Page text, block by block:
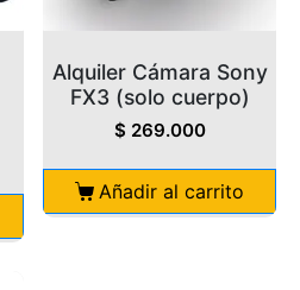
Alquiler Cámara Sony
FX3 (solo cuerpo)
$ 269.000
Añadir al carrito